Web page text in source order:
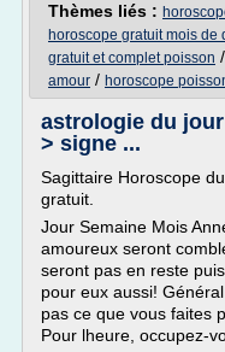
Thèmes liés :
horoscope gratuit mois de
gratuit et complet poisson /
amour / horoscope
astrologie du
> signe ...
Sagittaire Horoscope
gratuit.
Jour Semaine Mois
amoureux seront
seront pas en reste
pour eux aussi!
pas ce que vous faites
Pour lheure, occupez-